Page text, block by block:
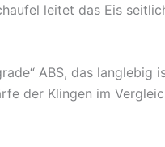
leitet das Eis
ABS, das langlebig
der Klingen im